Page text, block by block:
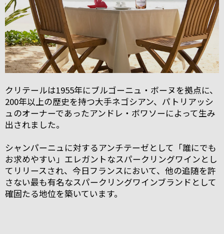
クリテールは1955年にブルゴーニュ・ボーヌを拠点に、
200年以上の歴史を持つ大手ネゴシアン、パトリアッシ
ュのオーナーであったアンドレ・ボワソーによって生み
出されました。
シャンパーニュに対するアンチテーゼとして「誰にでも
お求めやすい」エレガントなスパークリングワインとし
てリリースされ、今日フランスにおいて、他の追随を許
さない最も有名なスパークリングワインブランドとして
確固たる地位を築いています。